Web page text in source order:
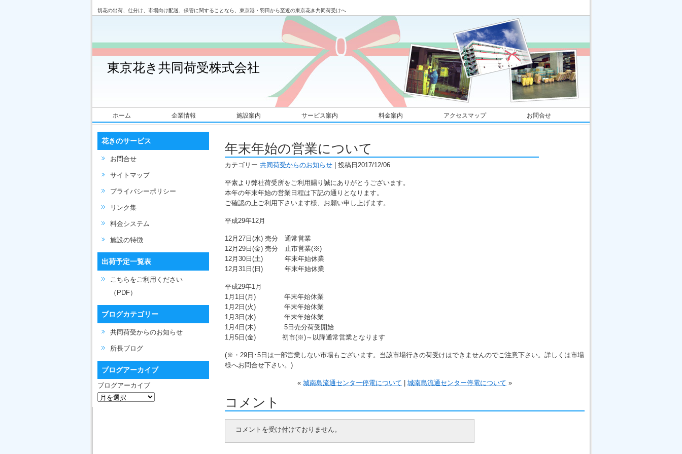
切花の出荷、仕分け、市場向け配送、保管に関することなら、東京港・羽田から至近の東京花き共同荷受けへ
東京花き共同荷受株式会社
ホーム 企業情報 施設案内 サービス案内 料金案内 アクセスマップ お問合せ
花きのサービス
お問合せ
サイトマップ
プライバシーポリシー
リンク集
料金システム
施設の特徴
出荷予定一覧表
こちらをご利用ください
（PDF）
ブログカテゴリー
共同荷受からのお知らせ
所長ブログ
ブログアーカイブ
ブログアーカイブ
年末年始の営業について
カテゴリー 共同荷受からのお知らせ | 投稿日2017/12/06
平素より弊社荷受所をご利用賜り誠にありがとうございます。
本年の年末年始の営業日程は下記の通りとなります。
ご確認の上ご利用下さいます様、お願い申し上げます。
平成29年12月
12月27日(水) 売分 通常営業
12月29日(金) 売分 止市営業(※)
12月30日(土) 年末年始休業
12月31日(日) 年末年始休業
平成29年1月
1月1日(月) 年末年始休業
1月2日(火) 年末年始休業
1月3日(水) 年末年始休業
1月4日(木) 5日売分荷受開始
1月5日(金) 初市(※)～以降通常営業となります
(※・29日･5日は一部営業しない市場もございます。当該市場行きの荷受けはできませんのでご注意下さい。詳しくは市場
様へお問合せ下さい。)
« 城南島流通センター停電について 城南島流通センター停電について »
コメント
コメントを受け付けておりません。